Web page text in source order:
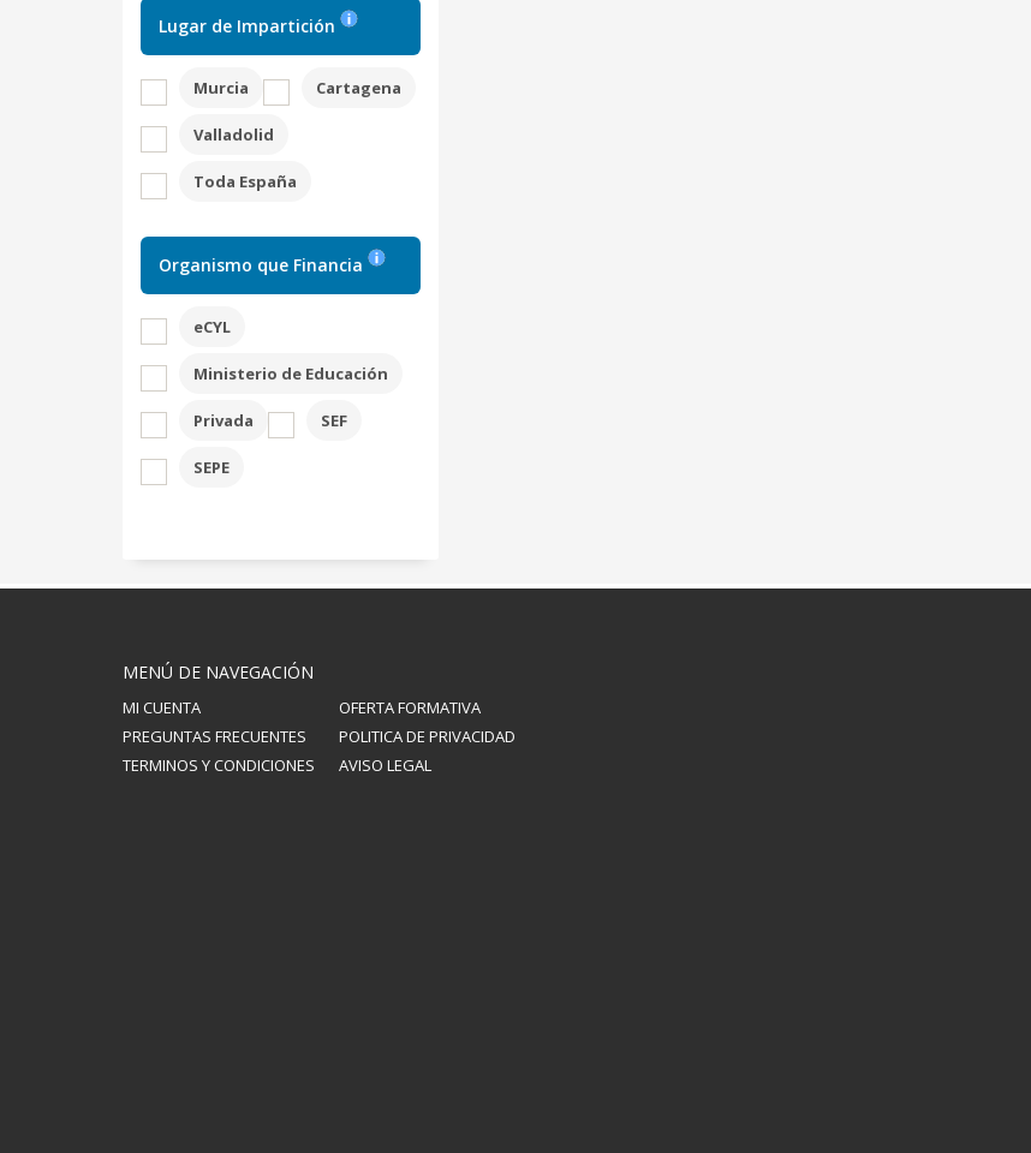
Lugar de Impartición
Murcia Cartagena
Valladolid
Toda España
Organismo que Financia
eCYL
Ministerio de Educación
Privada SEF
SEPE
MENÚ DE NAVEGACIÓN
MI CUENTA
OFERTA FORMATIVA
PREGUNTAS FRECUENTES
POLITICA DE PRIVACIDAD
TERMINOS Y CONDICIONES
AVISO LEGAL